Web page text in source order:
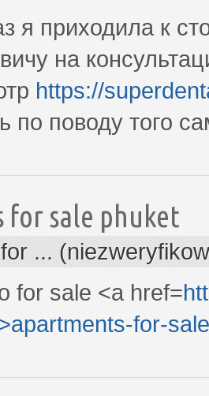
я приходила к
на
https://
поводу того
for sale phuket
...
for sale <a href=
for-